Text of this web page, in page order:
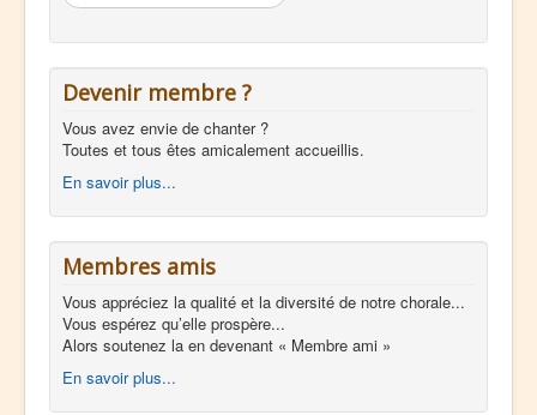
Devenir membre ?
Vous avez envie de chanter ?
Toutes et tous êtes amicalement accueillis.
En savoir plus...
Membres amis
Vous appréciez la qualité et la diversité de notre chorale...
Vous espérez qu’elle prospère...
Alors soutenez la en devenant « Membre ami »
En savoir plus...